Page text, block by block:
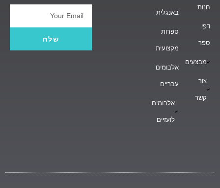
חנות
דפי
ספר
מבצעים
צור
קשר
באנגלית
ספרות
מקצועית
אלבומים
עבריים
אלבומים
לועזיים
Email
שלח